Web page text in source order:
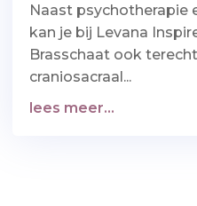
Naast psychotherapie
kan je bij Levana
Brasschaat ook
craniosacraal...
lees meer...